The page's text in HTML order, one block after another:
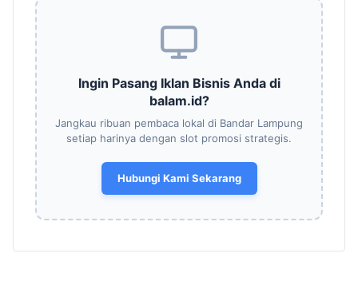
Ingin Pasang Iklan Bisnis Anda di
balam.id?
Jangkau ribuan pembaca lokal di Bandar Lampung
setiap harinya dengan slot promosi strategis.
Hubungi Kami Sekarang